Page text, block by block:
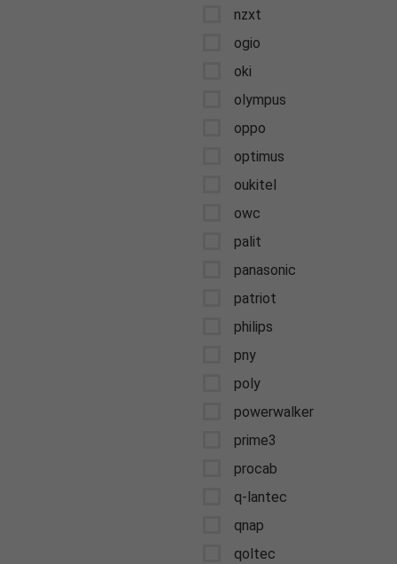
nzxt
ogio
oki
olympus
oppo
optimus
oukitel
owc
palit
panasonic
patriot
philips
pny
poly
powerwalker
prime3
procab
q-lantec
qnap
qoltec